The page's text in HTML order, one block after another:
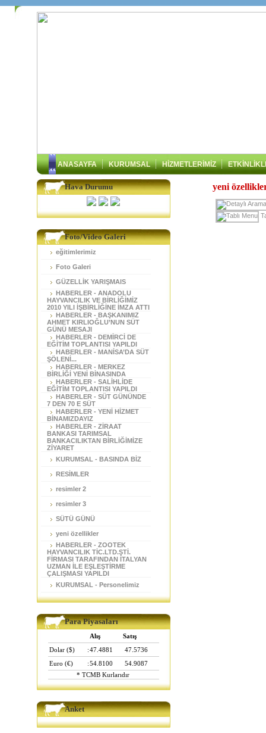
ANASAYFA KURUMSAL HİZMETLERİMİZ
Hava Durumu
Foto/Video Galeri
eğitimlerimiz
Foto Galeri
GÜZELLİK YARIŞMAIS
HABERLER - ANADOLU
HAYVANCILIK VE BİRLİĞİMİZ
2010 YILI İŞBİRLİĞİNE İMZA ATTI
HABERLER - BAŞKANIMIZ
AHMET KIRLIOĞLU’NUN SÜT
GÜNÜ MESAJI
HABERLER - DEMİRCİ DE
EĞİTİM TOPLANTISI YAPILDI
HABERLER - MANİSA’DA SÜT
ŞÖLENİ...
HABERLER - MERKEZ
BİRLİĞİ YENİ BİNASINDA
HABERLER - SALİHLİDE
EĞİTİM TOPLANTISI YAPILDI
HABERLER - SÜT GÜNÜNDE
7 DEN 70 E SÜT
HABERLER - YENİ HİZMET
BİNAMIZDAYIZ
HABERLER - ZİRAAT
BANKASI TARIMSAL
BANKACILIKTAN BİRLİĞİMİZE
ZİYARET
KURUMSAL - BASINDA BİZ
RESİMLER
resimler 2
resimler 3
SÜTÜ GÜNÜ
yeni özellikler
HABERLER - ZOOTEK
HAYVANCILIK TİC.LTD.ŞTİ.
FİRMASI TARAFINDAN İTALYAN
UZMAN İLE EŞLEŞTİRME
ÇALIŞMASI YAPILDI
KURUMSAL - Personelimiz
Para Piyasaları
Alış
Satış
Dolar ($)
: 47.4881
47.5736
Euro (€)
: 54.8100
54.9087
* TCMB Kurlarıdır
Anket
yeni